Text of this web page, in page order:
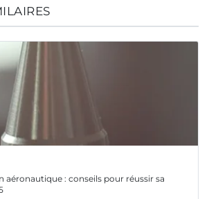
aéronautique : conseils pour réussir sa